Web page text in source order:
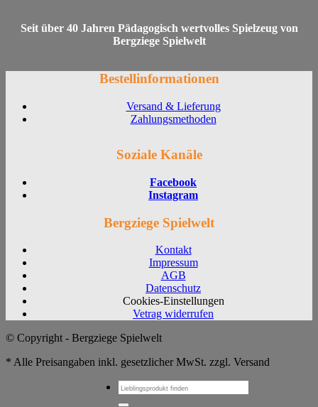
Seit über 40 Jahren Pädagogisch wertvolles Spielzeug von
Bergziege Spielwelt
Bestellinformationen
Versand & Lieferung
Zahlungsmethoden
Soziale Kanäle
Facebook
Instagram
Bergziege Spielwelt
Kontakt
Impressum
AGB
Datenschutz
Cookies-Einstellungen
Vetrag widerrufen
© Copyright - Bergziege Spielwelt
* Alle Preisangaben inkl. gesetzlicher MwSt. zzgl. Versand
Suchen
nach: